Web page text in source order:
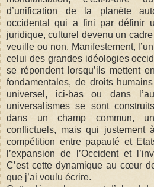
d’unification de la planète
occidental qui a fini par définir
juridique, culturel devenu un
veuille ou non. Manifestement,
celui des grandes idéologies
se répondent lorsqu’ils mettent
fondamentales, de droits
universel, ici-bas ou dans
universalismes se sont
dans un champ commun,
conflictuels, mais qui justement
compétition entre papauté et
l’expansion de l’Occident et
C’est cette dynamique au cœur
que j’ai voulu écrire.